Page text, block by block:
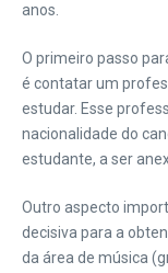
anos.
O primeiro passo
é contatar um
estudar. Esse
nacionalidade do
estudante, a ser
Outro aspecto
decisiva para a
da área de música